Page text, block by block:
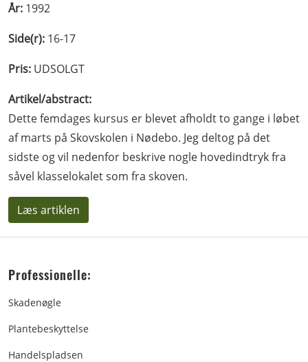
År: 1992
Side(r): 16-17
Pris: UDSOLGT
Artikel/abstract:
Dette femdages kursus er blevet afholdt to gange i løbet
af marts på Skovskolen i Nødebo. Jeg deltog på det
sidste og vil nedenfor beskrive nogle hovedindtryk fra
såvel klasselokalet som fra skoven.
Læs artiklen
Professionelle:
Skadenøgle
Plantebeskyttelse
Handelspladsen